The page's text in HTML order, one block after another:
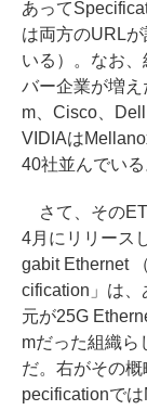
あって
は両方のURL
いる）。なお
バー企業が増
m、Cisco、
VIDIAは
40社並んでいる
さて、その
4月にリリース
gabit Ethernet
cification」は、
元が25G
mだった組織ら
だ。右がその
pecificationで